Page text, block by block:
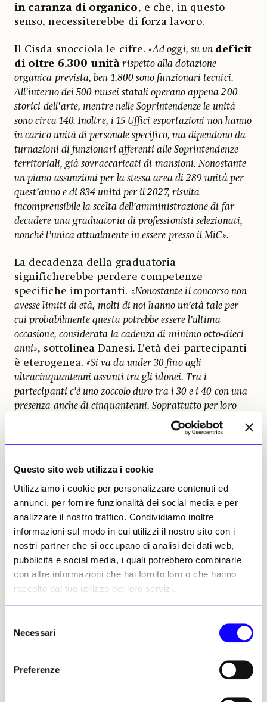
Questo sito web utilizza i cookie
Utilizziamo i cookie per personalizzare contenuti ed
annunci, per fornire funzionalità dei social media e per
analizzare il nostro traffico. Condividiamo inoltre
informazioni sul modo in cui utilizzi il nostro sito con i
nostri partner che si occupano di analisi dei dati web,
pubblicità e social media, i quali potrebbero combinarle
con altre informazioni che hai fornito loro o che hanno
raccolto dal tuo utilizzo dei loro servizi.
delNecessari
Preferenze
in caranza di organico, e che, in questo
senso, necessiterebbe di forza lavoro.
Il Cisda snocciola le cifre. «Ad oggi, su un deficit
di oltre 6.300 unità rispetto alla dotazione
organica prevista, ben 1.800 sono funzionari tecnici.
All’interno dei 500 musei statali operano appena 200
storici dell'arte, mentre nelle Soprintendenze le unità
sono circa 140. Inoltre, i 15 Uffici esportazioni non hanno
in carico unità di personale specifico, ma dipendono da
turnazioni di funzionari afferenti alle Soprintendenze
territoriali, già sovraccaricati di mansioni. Nonostante
un piano assunzioni per la stessa area di 289 unità per
quest’anno e di 834 unità per il 2027, risulta
incomprensibile la scelta dell’amministrazione di far
decadere una graduatoria di professionisti selezionati,
nonché l’unica attualmente in essere presso il MiC».
La decadenza della graduatoria
significherebbe perdere competenze
specifiche importanti. «Nonostante il concorso non
avesse limiti di età, molti di noi hanno un’età tale per
cui probabilmente questa potrebbe essere l’ultima
occasione, considerata la cadenza di minimo otto-dieci
anni», sottolinea Danesi. L’età dei partecipanti
è eterogenea. «Si va da under 30 fino agli
ultracinquantenni assunti tra gli idonei. Tra i
partecipanti c’è uno zoccolo duro tra i 30 e i 40 con una
presenza anche di cinquantenni. Soprattutto per loro
L’ultima speranza è adesso riposta nelle
nei musei civici
considerato dal Comitato auspicabile e
strategico, potrebbe essere risolutivo per la
vicenda, sfruttando la graduatoria e
facendo richiesta di attingimento entro il
30 maggio .«Se una pubblica amministrazione extra
Ministero,continua il Cisda attraverso la voce
della sua rappresentante, Valeria Danesi,
decidesse di attingere entro la data di scadenza, la
graduatoria resterebbe per legge vigente e questo già
nazionale. Se le realtà civiche si attivassero questo
lavorare nel proprio contesto di provenienza, quanto
meno regionale. Vorrebbe dire di mettersi a disposizione